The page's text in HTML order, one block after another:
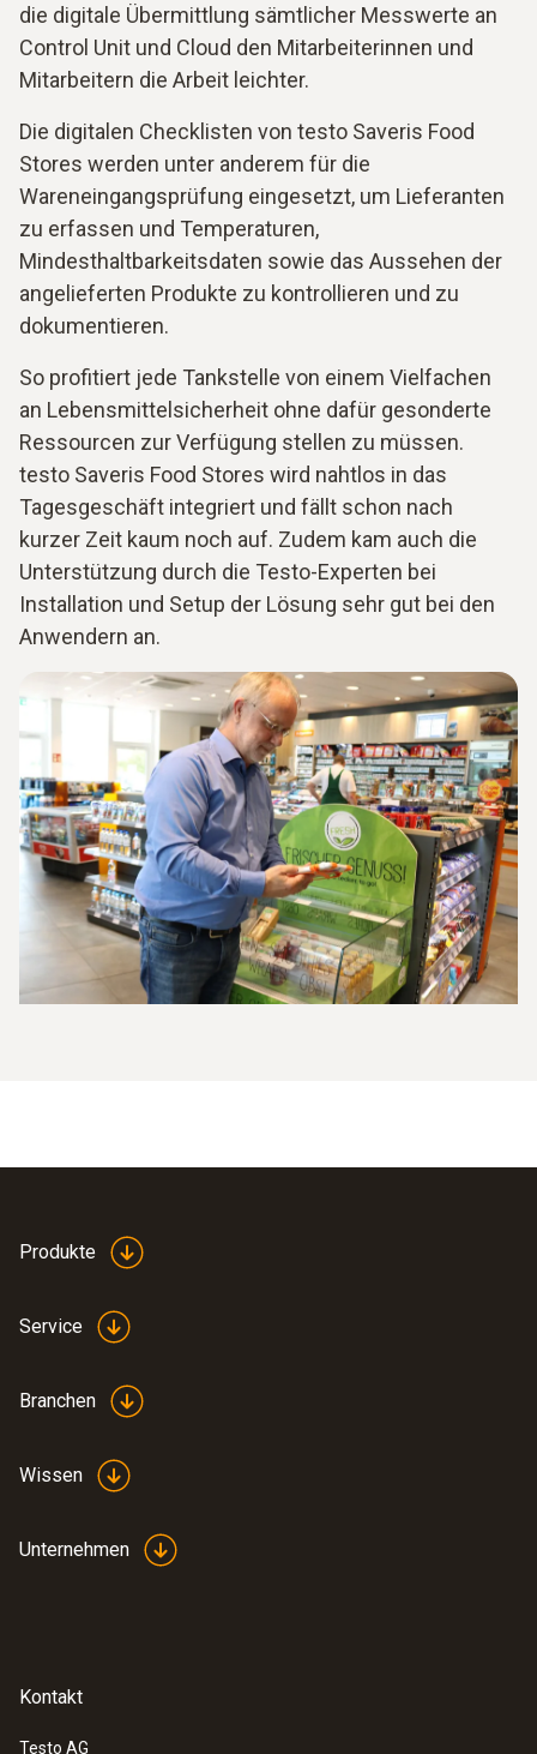
die digitale Übermittlung sämtlicher Messwerte an
Control Unit und Cloud den Mitarbeiterinnen und
Mitarbeitern die Arbeit leichter.
Die digitalen Checklisten von testo Saveris Food
Stores werden unter anderem für die
Wareneingangsprüfung eingesetzt, um Lieferanten
zu erfassen und Temperaturen,
Mindesthaltbarkeitsdaten sowie das Aussehen der
angelieferten Produkte zu kontrollieren und zu
dokumentieren.
So profitiert jede Tankstelle von einem Vielfachen
an Lebensmittelsicherheit ohne dafür gesonderte
Ressourcen zur Verfügung stellen zu müssen.
testo Saveris Food Stores wird nahtlos in das
Tagesgeschäft integriert und fällt schon nach
kurzer Zeit kaum noch auf. Zudem kam auch die
Unterstützung durch die Testo-Experten bei
Installation und Setup der Lösung sehr gut bei den
Anwendern an.
Produkte
Service
Branchen
Wissen
Unternehmen
Kontakt
Testo AG